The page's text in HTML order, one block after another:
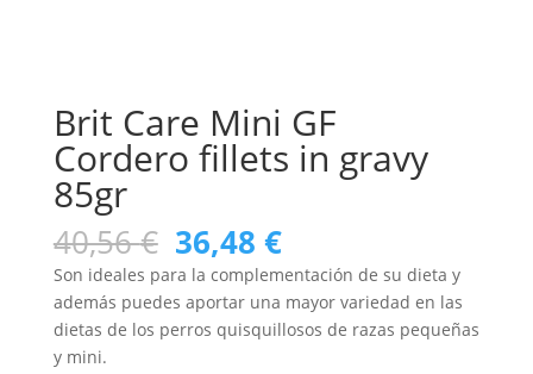
Brit Care Mini GF
Cordero fillets in gravy
85gr
40,56€ El
precio
original
era:
40,56 €.
36,48 €El
precio
actual
es:
36,48 €.
Son ideales para la complementación de su dieta y
además puedes aportar una mayor variedad en las
dietas de los perros quisquillosos de razas pequeñas
y mini.